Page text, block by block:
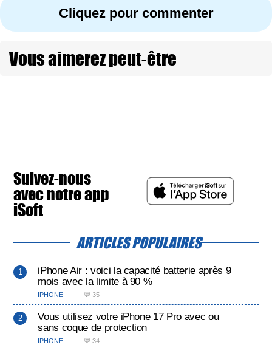
Cliquez pour commenter
Vous aimerez peut-être
Suivez-nous
avec notre app
iSoft
ARTICLES POPULAIRES
iPhone Air : voici la capacité batterie après 9
mois avec la limite à 90 %
IPHONE 💬 35
Vous utilisez votre iPhone 17 Pro avec ou
sans coque de protection
IPHONE 💬 34